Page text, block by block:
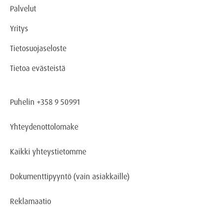
Palvelut
Yritys
Tietosuojaseloste
Tietoa evästeistä
Puhelin +358 9 50991
Yhteydenottolomake
Kaikki yhteystietomme
Dokumenttipyyntö (vain asiakkaille)
Reklamaatio